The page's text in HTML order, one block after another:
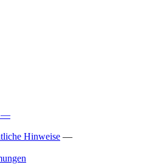
—
Hinweise —